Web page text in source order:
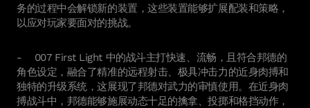
务的过程中会解锁新的装置，这些装置能够扩展配装和策略，
以应对玩家要面对的挑战。
- 007 First Light 中的战斗主打快速、流畅，且符合邦德的
角色设定，融合了精准的远程射击、极具冲击力的近身肉搏和
独特的升级系统，这展现了邦德对武力的审慎使用。在近身肉
搏战斗中，邦德能够施展动态十足的擒拿、投掷和格挡动作，